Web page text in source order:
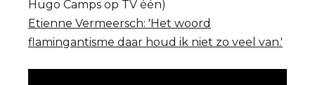
Hugo Camps op TV één)
Etienne Vermeersch: 'Het woord
flamingantisme daar houd ik niet zo veel van.'